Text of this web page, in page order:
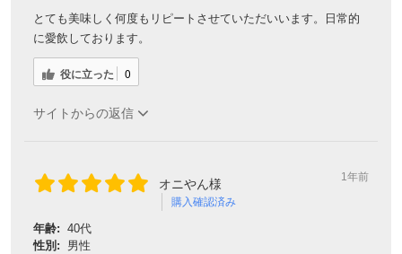
とても美味しく何度もリピートさせていただいいます。日常的
に愛飲しております。
役に立った 0
サイトからの返信
オニやん様
購入確認済み
1年前
年齢: 40代
性別:
男性